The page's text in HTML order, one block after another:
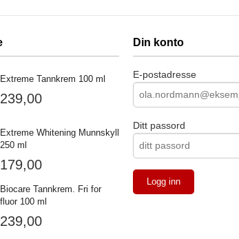
Extreme Tannkrem 100 ml
239,00
Extreme Whitening Munnskyll
250 ml
179,00
Biocare Tannkrem. Fri for
fluor 100 ml
239,00
Din konto
E-postadresse
Ditt passord